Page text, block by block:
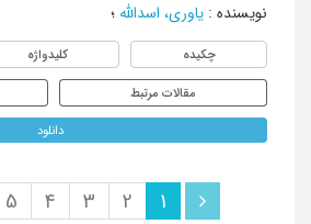
نویسنده: یاوری، اسدالله؛
چکیده کلیدواژه
مقالات مرتبط
دانلود
1
2
3
4
5